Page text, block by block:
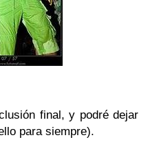
final, y podré dejar
para siempre).